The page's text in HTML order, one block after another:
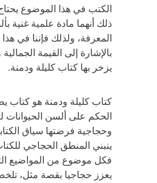
الكتب في هذا الموضوع
ذلك أنهما مادة علمية غنية
المعرفة، ولذلك فإننا في
بالإشارة إلى القيمة الجمالية
يزخر بها كتاب كليلة ودمنة.
كتاب كليلة ودمنة هو
الحكم على ألسن الحيوانات
وحجاجية فرضتها سياق
ينبني المنطق الحجاجي
فكل موضوع من المواضيع
يعزز حجاجيا بقصة مثل،